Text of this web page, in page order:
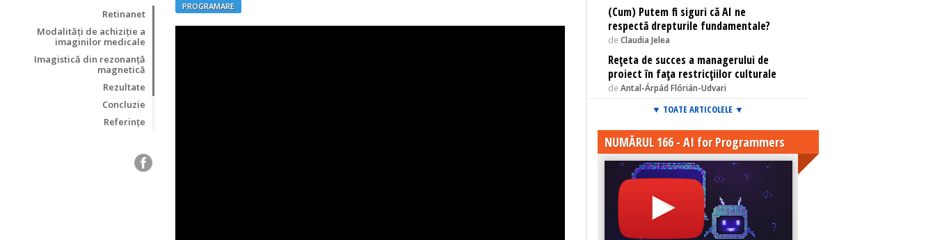
Retinanet
Modalități de achiziție a
imaginilor medicale
Imagistică din rezonanță
magnetică
Rezultate
Concluzie
Referințe
PROGRAMARE
(Cum) Putem fi siguri că AI ne
respectă drepturile fundamentale?
de Claudia Jelea
Rețeta de succes a managerului de
proiect în fața restricțiilor culturale
de Antal-Árpád Flórián-Udvari
▼ TOATE ARTICOLELE ▼
NUMĂRUL 166 - AI for Programmers